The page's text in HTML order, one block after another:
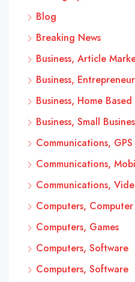
Blog
Breaking News
Business, Article
Business,
Business, Home Based
Business, Small
Communications, GPS
Communications,
Communications,
Computers,
Computers, Games
Computers, Software
Computers, Software